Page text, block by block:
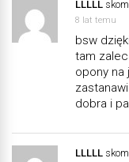
LLLLL
8 lat temu
bsw
tam
opony na
dobra i
LLLLL